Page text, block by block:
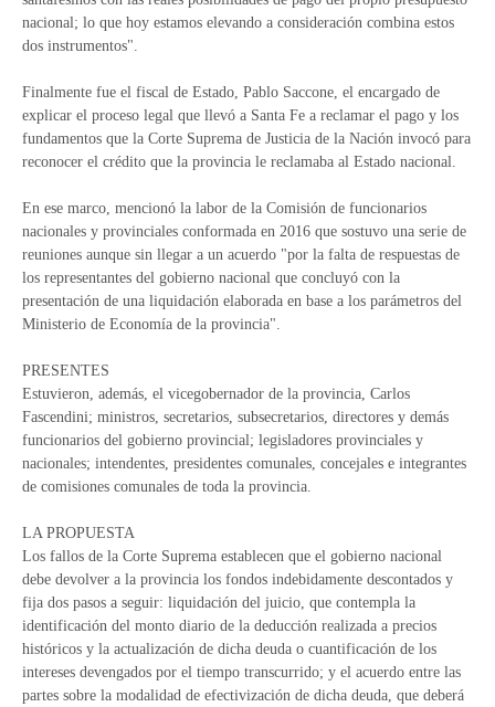
nacional; lo que hoy estamos elevando a consideración combina estos
dos instrumentos".
Finalmente fue el fiscal de Estado, Pablo Saccone, el encargado de
explicar el proceso legal que llevó a Santa Fe a reclamar el pago y los
fundamentos que la Corte Suprema de Justicia de la Nación invocó para
reconocer el crédito que la provincia le reclamaba al Estado nacional.
En ese marco, mencionó la labor de la Comisión de funcionarios
nacionales y provinciales conformada en 2016 que sostuvo una serie de
reuniones aunque sin llegar a un acuerdo "por la falta de respuestas de
los representantes del gobierno nacional que concluyó con la
presentación de una liquidación elaborada en base a los parámetros del
Ministerio de Economía de la provincia".
PRESENTES
Estuvieron, además, el vicegobernador de la provincia, Carlos
Fascendini; ministros, secretarios, subsecretarios, directores y demás
funcionarios del gobierno provincial; legisladores provinciales y
nacionales; intendentes, presidentes comunales, concejales e integrantes
de comisiones comunales de toda la provincia.
LA PROPUESTA
Los fallos de la Corte Suprema establecen que el gobierno nacional
debe devolver a la provincia los fondos indebidamente descontados y
fija dos pasos a seguir: liquidación del juicio, que contempla la
identificación del monto diario de la deducción realizada a precios
históricos y la actualización de dicha deuda o cuantificación de los
intereses devengados por el tiempo transcurrido; y el acuerdo entre las
partes sobre la modalidad de efectivización de dicha deuda, que deberá